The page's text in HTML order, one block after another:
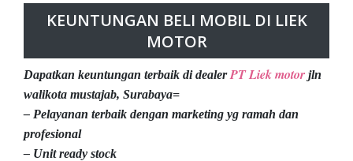
KEUNTUNGAN BELI MOBIL DI LIEK
MOTOR
Dapatkan keuntungan terbaik di dealerPT Liek motor jln
walikota mustajab, Surabaya=
– Pelayanan terbaik dengan marketing yg ramah dan
profesional
– Unit ready stock